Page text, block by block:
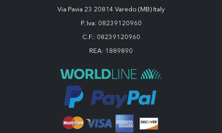
Via Pavia 23 20814 Varedo (MB) Italy
P. Iva: 08239120960
C.F.: 08239120960
REA: 1889890